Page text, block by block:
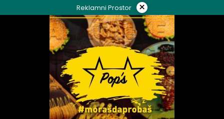
to
Reklamni Prostor ×